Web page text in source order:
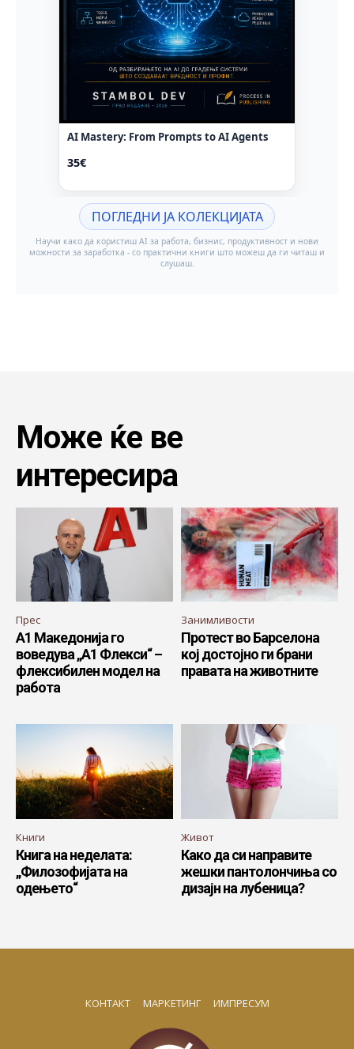
Може ќе ве
интересира
Прес
А1 Македонија го
воведува „А1 Флекси“ –
флексибилен модел на
работа
Занимливости
Протест во Барселона
кој достојно ги брани
правата на животните
Книги
Книга на неделата:
„Филозофијата на
одењето“
Живот
Како да си направите
жешки пантолончиња со
дизајн на лубеница?
КОНТАКТ МАРКЕТИНГ ИМПРЕСУМ